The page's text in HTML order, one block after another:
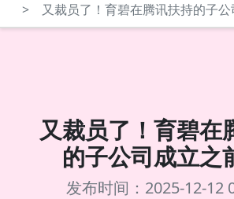
> 又裁员了！育碧在腾讯扶持的子
又裁员了！育碧在
的子公司成立之
发布时间：2025-12-12